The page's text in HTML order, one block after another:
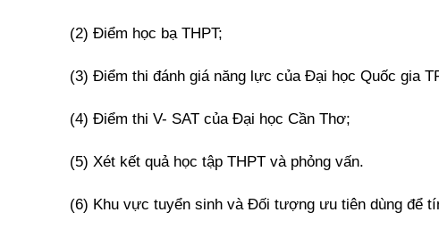
(2) Điểm học bạ THPT;
(3) Điểm thi đánh giá năng lực của Đại học Quốc gia
(4) Điểm thi V- SAT của Đại học Cần Thơ;
(5) Xét kết quả học tập THPT và phỏng vấn.
(6) Khu vực tuyển sinh và Đối tượng ưu tiên dùng để